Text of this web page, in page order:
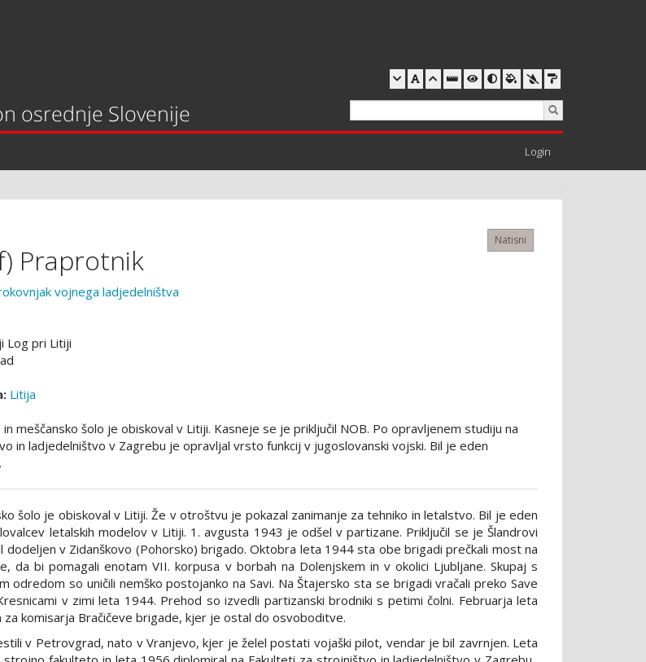
Login
Natisni
Praprotnik
vojnega ladjedelništva
Log pri Litiji
Litija
meščansko šolo je obiskoval v Litiji. Kasneje se je priključil NOB. Po opravljenem studiju na
in ladjedelništvo v Zagrebu je opravljal vrsto funkcij v jugoslovanski vojski. Bil je eden
šolo je obiskoval v Litiji. Že v otroštvu je pokazal zanimanje za tehniko in letalstvo. Bil je eden
letalskih modelov v Litiji. 1. avgusta 1943 je odšel v partizane. Priključil se je Šlandrovi
dodeljen v Zidanškovo (Pohorsko) brigado. Oktobra leta 1944 sta obe brigadi prečkali most na
da bi pomagali enotam VII. korpusa v borbah na Dolenjskem in v okolici Ljubljane. Skupaj s
odredom so uničili nemško postojanko na Savi. Na Štajersko sta se brigadi vračali preko Save
v zimi leta 1944. Prehod so izvedli partizanski brodniki s petimi čolni. Februarja leta
za komisarja Bračičeve brigade, kjer je ostal do osvoboditve.
v Petrovgrad, nato v Vranjevo, kjer je želel postati vojaški pilot, vendar je bil zavrnjen. Leta